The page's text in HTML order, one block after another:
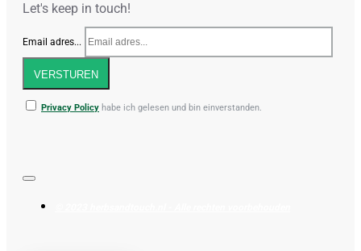
Let's keep in touch!
Email adres...
VERSTUREN
Privacy Policy habe ich gelesen und bin einverstanden.